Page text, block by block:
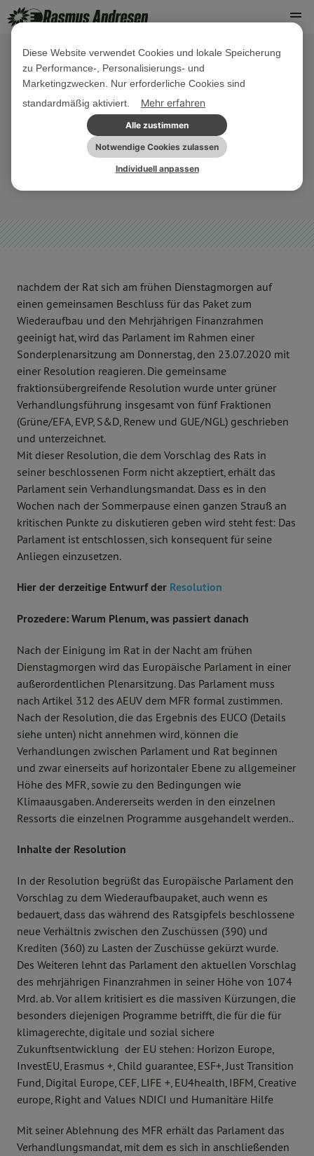
22. JULI 2020
Resolutionsentwurf – das EP bezieht
Position zum EU-Wiederaufbaufond
und Mehrjahreshaushalt
nachdem der Rat sich am frühen Dienstagmorgen auf
einen gemeinsamen Beschluss für das Paket zum
Wiederaufbau und den Mehrjährigen Finanzrahmen
geeinigt hat, wird das Parlament im Rahmen einer
Sonderplenarsitzung am Donnerstag, den 23.07.2020 mit
einer Resolution reagieren. Die gemeinsame
fraktionsübergreifende Resolution wurde unter grüner
Verhandlungsführung insgesamt von fünf Fraktionen
(Grüne/EFA, EVP, S&D, Renew und GUE/NGL) geschrieben
und unterzeichnet.
Mit dieser Resolution, die dem Vorschlag des Rats in
seiner beschlossenen Form nicht akzeptiert, erhält das
Parlament sein Verhandlungsmandat. Dass es in den
Wochen nach der Sommerpause einen ganzen Strauß an
kritischen Punkte zu diskutieren geben wird steht fest: Das
Parlament ist entschlossen, sich konsequent für seine
Anliegen einzusetzen.
Hier der derzeitige Entwurf der Resolution
Prozedere: Warum Plenum, was passiert danach
Nach der Einigung im Rat in der Nacht am frühen
Dienstagmorgen wird das Europäische Parlament in einer
außerordentlichen Plenarsitzung. Das Parlament muss
nach Artikel 312 des AEUV dem MFR formal zustimmen.
Nach der Resolution, die das Ergebnis des EUCO (Details
siehe unten) nicht annehmen wird, können die
Verhandlungen zwischen Parlament und Rat beginnen
und zwar einerseits auf horizontaler Ebene zu allgemeiner
Höhe des MFR, sowie zu den Bedingungen wie
Klimaausgaben. Andererseits werden in den einzelnen
Ressorts die einzelnen Programme ausgehandelt werden..
Inhalte der Resolution
In der Resolution begrüßt das Europäische Parlament den
Vorschlag zu dem Wiederaufbaupaket, auch wenn es
bedauert, dass das während des Ratsgipfels beschlossene
neue Verhältnis zwischen den Zuschüssen (390) und
Krediten (360) zu Lasten der Zuschüsse gekürzt wurde.
Des Weiteren lehnt das Parlament den aktuellen Vorschlag
des mehrjährigen Finanzrahmen in seiner Höhe von 1074
Mrd. ab. Vor allem kritisiert es die massiven Kürzungen, die
besonders diejenigen Programme betrifft, die für die für
klimagerechte, digitale und sozial sichere
Zukunftsentwicklung der EU stehen: Horizon Europe,
InvestEU, Erasmus +, Child guarantee, ESF+, Just Transition
Fund, Digital Europe, CEF, LIFE +, EU4health, IBFM, Creative
europe, Right and Values NDICI und Humanitäre Hilfe
Mit seiner Ablehnung des MFR erhält das Parlament das
Verhandlungsmandat, mit dem es sich in anschließenden
Diese Website verwendet Cookies und lokale Speicherung
zu Performance-, Personalisierungs- und
Marketingzwecken. Nur erforderliche Cookies sind
standardmäßig aktiviert.
Mehr erfahren
Alle zustimmen
Notwendige Cookies zulassen
Individuell anpassen